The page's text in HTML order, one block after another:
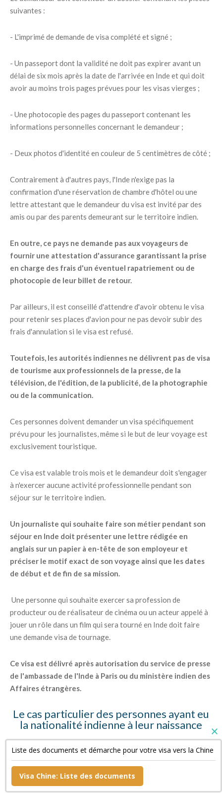
suivantes :
- L'imprimé de demande de visa complété et signé ;
- Un passeport dont la validité ne doit pas expirer avant un
délai de six mois après la date de l'arrivée en Inde et qui doit
avoir au moins trois pages prévues pour les visas vierges ;
- Une photocopie des pages du passeport contenant les
informations personnelles concernant le demandeur ;
- Deux photos d'identité en couleur de 5 centimètres de côté ;
Contrairement à d'autres pays, l'Inde n'exige pas la
confirmation d'une réservation de chambre d'hôtel ou une
lettre attestant que le demandeur du visa est invité par des
amis ou par des parents demeurant sur le territoire indien.
En outre, ce pays ne demande pas aux voyageurs de
fournir une attestation d'assurance garantissant la prise
en charge des frais d'un éventuel rapatriement ou de
photocopie de leur billet de retour.
Par ailleurs, il est conseillé d'attendre d'avoir obtenu le visa
pour retenir ses places d'avion pour ne pas devoir subir des
frais d'annulation si le visa est refusé.
Toutefois, les autorités indiennes ne délivrent pas de visa
de tourisme aux professionnels de la presse, de la
télévision, de l'édition, de la publicité, de la photographie
ou de la communication.
Ces personnes doivent demander un visa spécifiquement
prévu pour les journalistes, même si le but de leur voyage est
exclusivement touristique.
Ce visa est valable trois mois et le demandeur doit s'engager
à n'exercer aucune activité professionnelle pendant son
séjour sur le territoire indien.
Un journaliste qui souhaite faire son métier pendant son
séjour en Inde doit présenter une lettre rédigée en
anglais sur un papier à en-tête de son employeur et
préciser le motif exact de son voyage ainsi que les dates
de début et de fin de sa mission.
Une personne qui souhaite exercer sa profession de
producteur ou de réalisateur de cinéma ou un acteur appelé à
jouer un rôle dans un film qui sera tourné en Inde doit faire
une demande visa de tournage.
Ce visa est délivré après autorisation du service de presse
de l'ambassade de l'Inde à Paris ou du ministère indien des
Affaires étrangères.
Le cas particulier des personnes ayant eu
la nationalité indienne à leur naissance
Ces personnes doivent fournir des copies de leur « Surrender
Certificate » et de leur passeport indien annulé ainsi qu'une
déclaration sur l'honneur.
Liste des documents et démarche pour votre visa vers la Chine
Visa Chine: Liste des documents